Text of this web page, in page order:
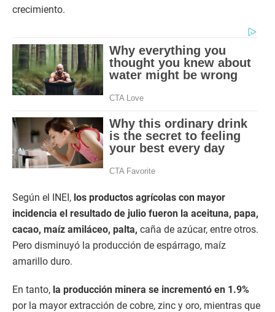
crecimiento.
Según el INEI, los productos agrícolas con mayor
incidencia el resultado de julio fueron la aceituna, papa,
cacao, maíz amiláceo, palta, caña de azúcar, entre otros.
Pero disminuyó la producción de espárrago, maíz
amarillo duro.
En tanto, la producción minera se incrementó en 1.9%
por la mayor extracción de cobre, zinc y oro, mientras que